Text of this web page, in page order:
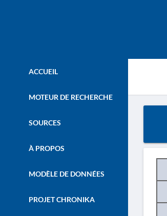
ACCUEIL
MOTEUR DE RECHERCHE
SOURCES
À PROPOS
MODÈLE DE DONNÉES
PROJET CHRONIKA